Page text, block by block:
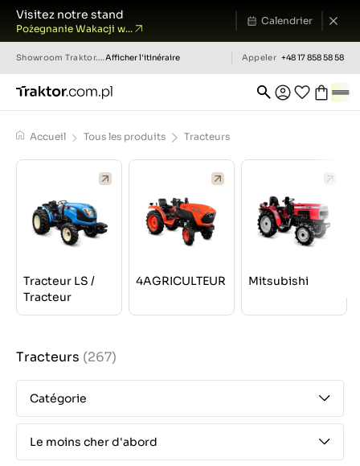
Visitez notre stand
Pożegnanie Wakacji w...
Calendrier
Showroom Traktor.com.pl Afficher l'itinéraire Appeler +48 17 858 58 58
Accueil Tous les produits Tracteurs
Tracteur LS /
Tracteur
4AGRICULTEUR Mitsubishi
Tracteurs (267)
Catégorie
Le moins cher d'abord